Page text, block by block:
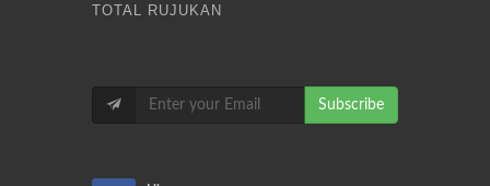
TOTAL RUJUKAN
Subscribe